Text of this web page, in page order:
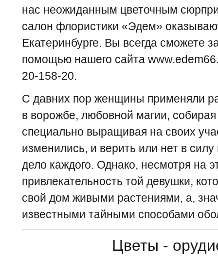
нас неожиданным цветочным
салон флористики «Эдем»
Екатеринбурге. Вы всегда сможете
помощью нашего сайта
20-158-20.
С давних пор женщины применяли
в ворожбе, любовной магии,
специально выращивая на своих
изменились, и верить или нет в
дело каждого. Однако, несмотря на
привлекательность той девушки,
свой дом живыми растениями, а,
известными тайными способами
Цветы -